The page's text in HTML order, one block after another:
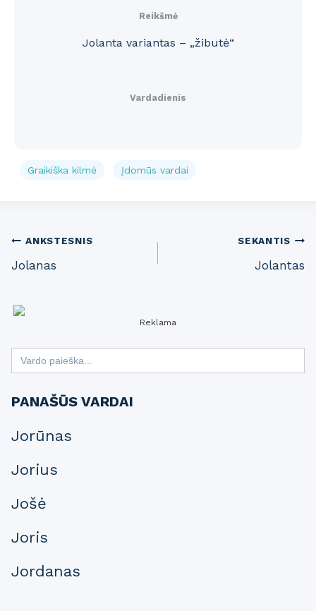
Reikšmė
Jolanta variantas – „žibutė“
Vardadienis
Graikiška kilmė Įdomūs vardai
Post
navigation
ANKSTESNIS
Jolanas
SEKANTIS
Jolantas
Reklama
Search
for:
PANAŠŪS VARDAI
Jorūnas
Jorius
Jošė
Joris
Jordanas